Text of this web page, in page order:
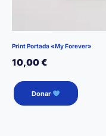
Print Portada «My Forever»
10,00€
Donar